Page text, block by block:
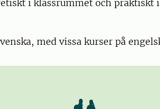
i klassrummet och
med vissa kurser på